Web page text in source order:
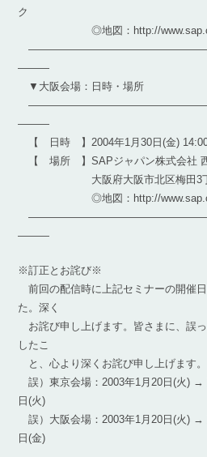
ク
◎地図：http://
―――
▼大阪会場：日時・場所
―――
【 日時 】2004年1月30日(金) 14:00
【 場所 】SAPジャパン株式会社 西
大阪府大阪市北区梅田3丁目3
◎地図：http://
―――
※訂正とお詫び※
前回の配信時に上記セミナーの開催
た。深く
お詫び申し上げます。皆さまに、誤
したこ
と、心より深くお詫び申し上げます。
誤）東京会場：2003年1月20日(火) →
日(火)
誤）大阪会場：2003年1月20日(火) →
日(金)